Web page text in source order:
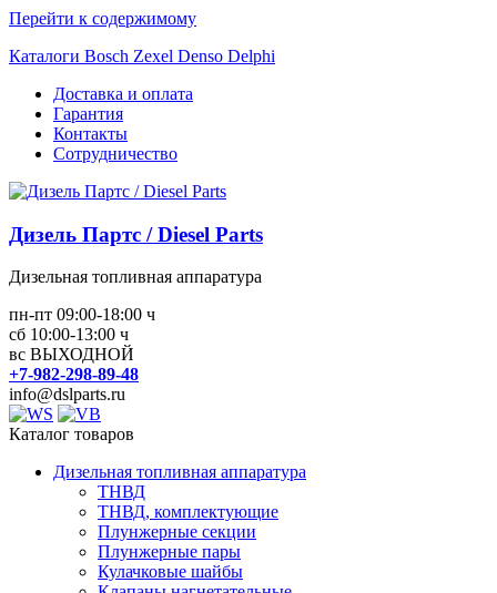
Перейти к содержимому
Каталоги Bosch Zexel Denso Delphi
Доставка и оплата
Гарантия
Контакты
Сотрудничество
Дизель Партс / Diesel Parts
Дизельная топливная аппаратура
пн-пт 09:00-18:00 ч
сб 10:00-13:00 ч
вс ВЫХОДНОЙ
+7-982-298-89-48
info@dslparts.ru
Каталог товаров
Дизельная топливная аппаратура
ТНВД
ТНВД, комплектующие
Плунжерные секции
Плунжерные пары
Кулачковые шайбы